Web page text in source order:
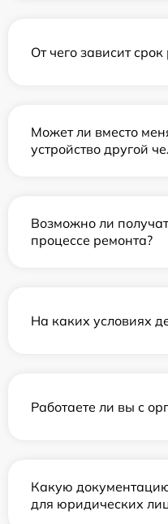
От чего зависит
Может ли вместо
устройство другой
Возможно ли
процессе ремонта?
На каких условиях
Работаете ли вы с
Какую
для юридических